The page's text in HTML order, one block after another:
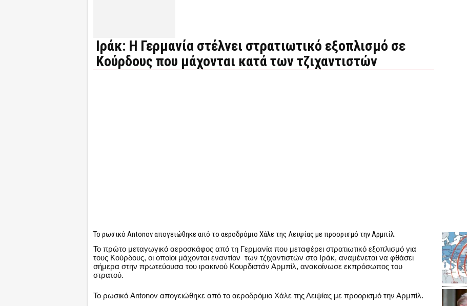
Ιράκ: Η Γερμανία στέλνει στρατιωτικό εξοπλισμό σε
Κούρδους που μάχονται κατά των τζιχαντιστών
Το ρωσικό Antonov απογειώθηκε από το αεροδρόμιο Χάλε της Λειψίας με προορισμό την Αρμπίλ.
Το πρώτο μεταγωγικό αεροσκάφος από τη Γερμανία που μεταφέρει στρατιωτικό εξοπλισμό για
τους Κούρδους, οι οποίοι μάχονται εναντίον των τζιχαντιστών στο Ιράκ, αναμένεται να φθάσει
σήμερα στην πρωτεύουσα του ιρακινού Κουρδιστάν Αρμπίλ, ανακοίνωσε εκπρόσωπος του
στρατού.
Το ρωσικό Antonov απογειώθηκε από το αεροδρόμιο Χάλε της Λειψίας με προορισμό την Αρμπίλ.